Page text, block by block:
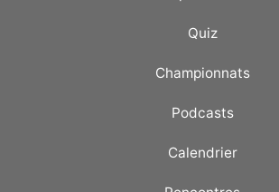
Quiz
Championnats
Podcasts
Calendrier